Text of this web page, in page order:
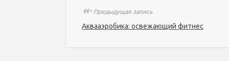
↞Предыдущая запись
Аквааэробика: освежающий фитнес